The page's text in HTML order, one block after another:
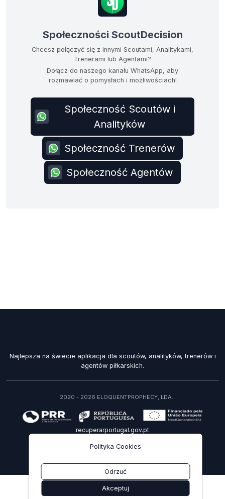
Społeczności ScoutDecision
Chcesz połączyć się z innymi Scoutami, Analitykami,
Trenerami lub Agentami?
Dołącz do naszego kanału WhatsApp, aby
rozmawiać o pomysłach i możliwościach!
Społeczność Scoutów i
Analityków
Społeczność Trenerów
Społeczność Agentów
Polityka Cookies
Odrzuć
Akceptuj
Najlepsza na świecie aplikacja dla scoutów, analityków, trenerów i
agentów piłkarskich.
2020 - 2026 ELOQUENTPROPHECY, LDA.
recuperarportugal.gov.pt
PL